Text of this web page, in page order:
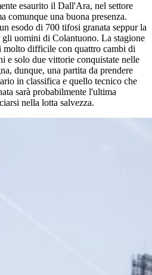
esaurito il Dall'Ara, nel settore
comunque una buona presenza.
esodo di 700 tifosi granata seppur la
gli uomini di Colantuono. La stagione
molto difficile con quattro cambi di
e solo due vittorie conquistate nelle
dunque, una partita da prendere
in classifica e quello tecnico che
sarà probabilmente l'ultima
nella lotta salvezza.